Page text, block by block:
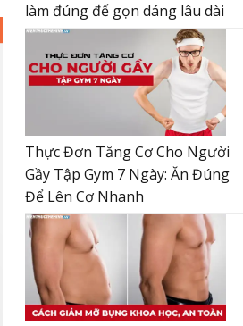
làm đúng để gọn dáng lâu dài
Thực Đơn Tăng Cơ Cho Người
Gầy Tập Gym 7 Ngày: Ăn Đúng
Để Lên Cơ Nhanh